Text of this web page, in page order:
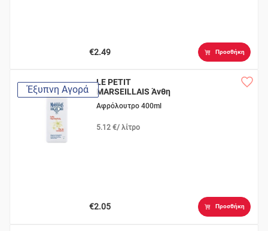
€2.49 Προσθήκη
Έξυπνη Αγορά
LE PETIT
MARSEILLAIS Άνθη
Πορτοκαλιάς
Αφρόλουτρο 400ml
5.12 €/ λίτρο
€2.05 Προσθήκη